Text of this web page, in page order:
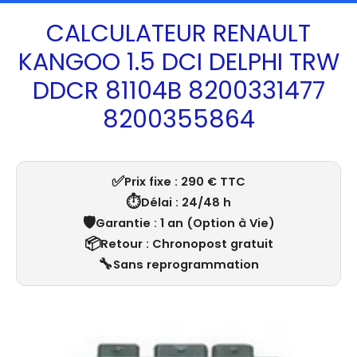
CALCULATEUR RENAULT
KANGOO 1.5 DCI DELPHI TRW
DDCR 81104B 8200331477
8200355864
✅Prix fixe : 290 € TTC
⏱️Délai : 24/48 h
🛡️Garantie : 1 an (Option à Vie)
📦Retour : Chronopost gratuit
🔧Sans reprogrammation